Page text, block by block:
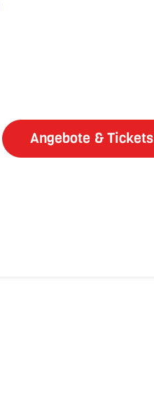
Angebote & Tickets